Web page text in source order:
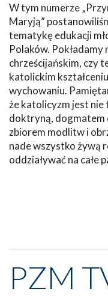
W tym numerze
Maryją”
tematykę edukacji
Polaków. Pokładamy
chrześcijańskim, czy
katolickim
wychowaniu.
że katolicyzm jest nie
doktryną, dogmatem
zbiorem modlitw i
nade wszystko żywą
oddziaływać na całe
PZM